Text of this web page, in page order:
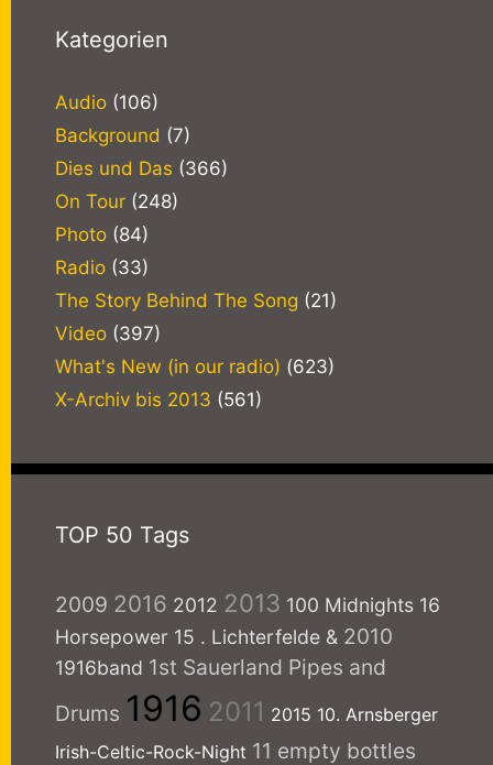
Kategorien
Audio (106)
Background (7)
Dies und Das (366)
On Tour (248)
Photo (84)
Radio (33)
The Story Behind The Song (21)
Video (397)
What's New (in our radio) (623)
X-Archiv bis 2013 (561)
TOP 50 Tags
2009 2016 2012 2013 100 Midnights 16
Horsepower 15 . Lichterfelde & 2010
1916band 1st Sauerland Pipes and
Drums 1916 2011 2015 10. Arnsberger
Irish-Celtic-Rock-Night 11 empty bottles